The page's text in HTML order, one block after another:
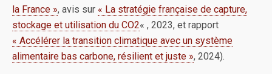
la France », avis sur « La stratégie française de capture,
stockage et utilisation du CO2« , 2023, et rapport
« Accélérer la transition climatique avec un système
alimentaire bas carbone, résilient et juste », 2024).